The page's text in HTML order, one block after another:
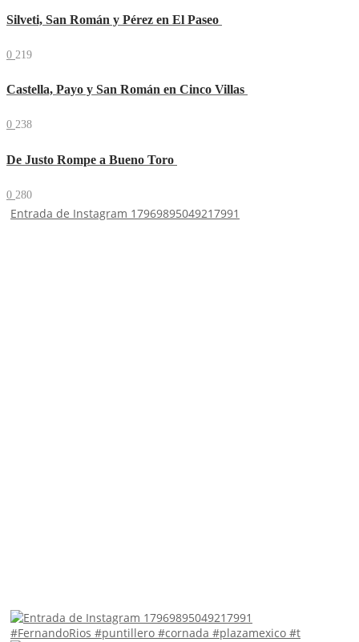
Silveti, San Román y Pérez en El Paseo
0 219
Castella, Payo y San Román en Cinco Villas
0 238
De Justo Rompe a Bueno Toro
0 280
Entrada de Instagram 17969895049217991
#FernandoRios #puntillero #cornada #plazamexico #t